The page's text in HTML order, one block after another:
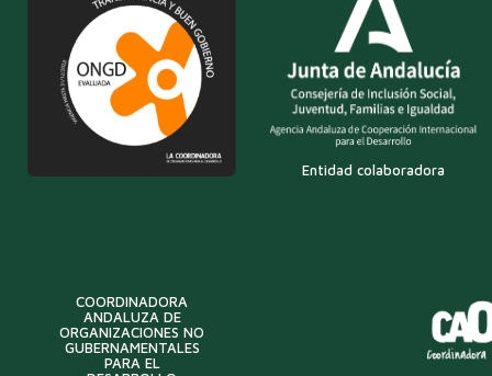
Entidad colaboradora
COORDINADORA
ANDALUZA DE
ORGANIZACIONES NO
GUBERNAMENTALES
PARA EL